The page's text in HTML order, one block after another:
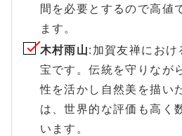
間を必要とするので高値
ます。
木村雨山:加賀友禅におけ
宝です。伝統を守りなが
性を活かし自然美を描い
は、世界的な評価も高く
います。